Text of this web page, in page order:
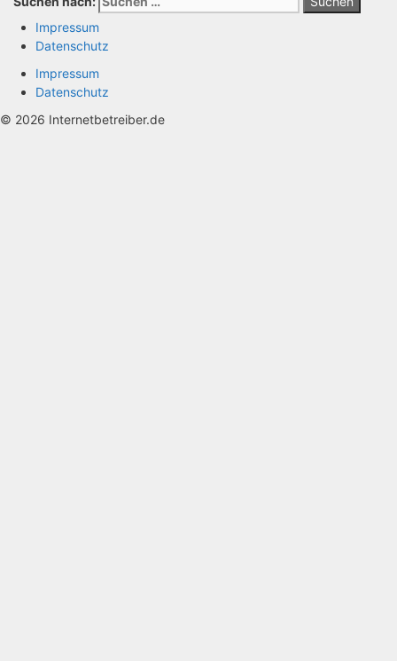
Impressum
Datenschutz
Impressum
Datenschutz
© 2026 Internetbetreiber.de